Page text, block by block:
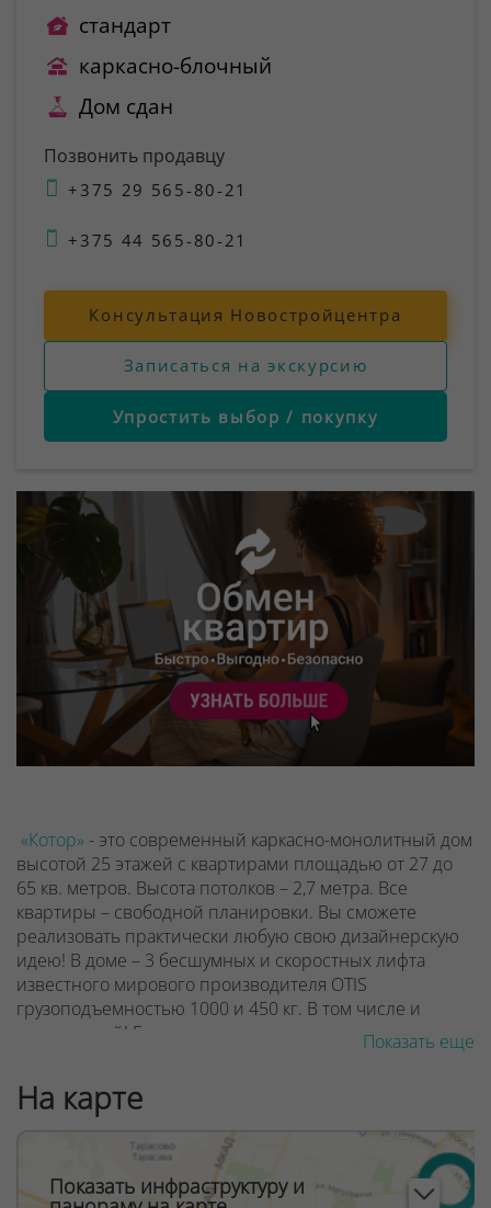
стандарт
каркасно-блочный
Дом сдан
Позвонить продавцу
+375 29 565-80-21
+375 44 565-80-21
Консультация Новостройцентра
Записаться на экскурсию
Упростить выбор / покупку
«Котор» - это современный каркасно-монолитный дом
высотой 25 этажей с квартирами площадью от 27 до
65 кв. метров. Высота потолков – 2,7 метра. Все
квартиры – свободной планировки. Вы сможете
реализовать практически любую свою дизайнерскую
идею! В доме – 3 бесшумных и скоростных лифта
известного мирового производителя OTIS
грузоподъемностью 1000 и 450 кг. В том числе и
панорамный! Большие окна от потолка до пола,
остекленные лоджии и балконы. Солнца и света в
квартирах будет много! Кстати, для безопасности и
удобства жильцов нижняя часть окна высотой 1,1
метра от пола будет глухой с заполнением
триплексом. Ограждения нижних частей лоджий –
металлические со вставками из листов
перфорированного металла.Дизайнерское
Показать еще
На карте
Показать инфраструктуру и